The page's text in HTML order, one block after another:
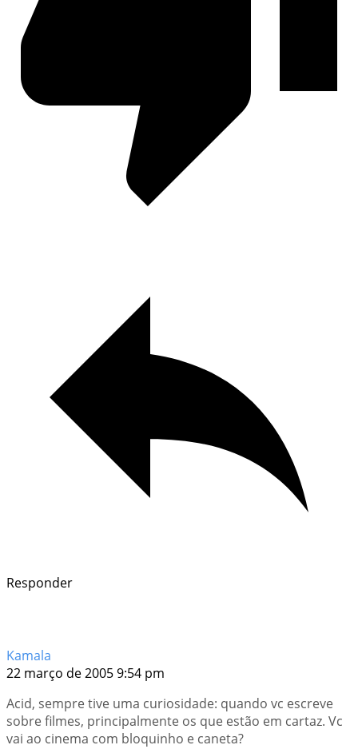
Responder
Kamala
22 março de 2005 9:54 pm
Acid, sempre tive uma curiosidade: quando vc escreve
sobre filmes, principalmente os que estão em cartaz. Vc
vai ao cinema com bloquinho e caneta?